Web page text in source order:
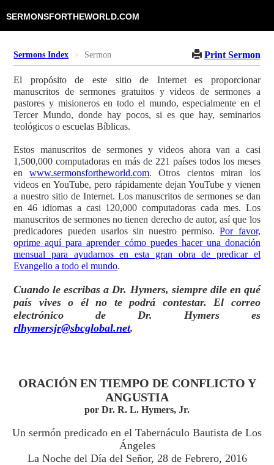
SERMONSFORTHEWORLD.COM
Sermons Index Sermon Print Sermon
El propósito de este sitio de Internet es proporcionar
manuscritos de sermones gratuitos y videos de sermones a
pastores y misioneros en todo el mundo, especialmente en el
Tercer Mundo, donde hay pocos, si es que hay, seminarios
teológicos o escuelas Bíblicas.
Estos manuscritos de sermones y videos ahora van a casi
1,500,000 computadoras en más de 221 países todos los meses
enwww.sermonsfortheworld.com. Otros cientos miran los
videos en YouTube, pero rápidamente dejan YouTube y vienen
a nuestro sitio de Internet. Los manuscritos de sermones se dan
en 46 idiomas a casi 120,000 computadoras cada mes. Los
manuscritos de sermones no tienen derecho de autor, así que los
predicadores pueden usarlos sin nuestro permiso.Por favor,
oprime aquí para aprender cómo puedes hacer una donación
mensual para ayudarnos en esta gran obra de predicar el
Evangelio a todo el mundo.
Cuando le escribas a Dr. Hymers, siempre dile en qué
país vives o él no te podrá contestar. El correo
electrónico de Dr. Hymers es
rlhymersjr@sbcglobal.net.
ORACIÓN EN TIEMPO DE CONFLICTO Y
ANGUSTIA
por Dr. R. L. Hymers, Jr.
Un sermón predicado en el Tabernáculo Bautista de Los
Ángeles
La Noche del Día del Señor, 28 de Febrero, 2016